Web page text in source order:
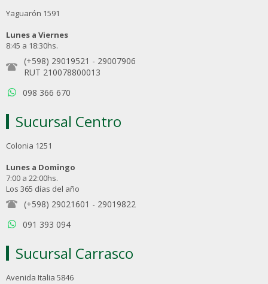
Yaguarón 1591
Lunes a Viernes
8:45 a 18:30hs.
(+598) 29019521 - 29007906
RUT 210078800013
098 366 670
Sucursal Centro
Colonia 1251
Lunes a Domingo
7:00 a 22:00hs.
Los 365 días del año
(+598) 29021601 - 29019822
091 393 094
Sucursal Carrasco
Avenida Italia 5846